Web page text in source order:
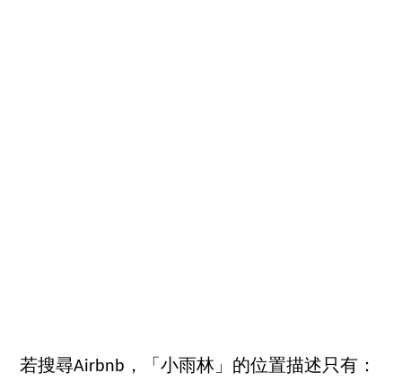
若搜尋Airbnb，「小雨林」的位置描述只有：